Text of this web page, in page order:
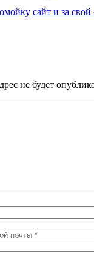
сайт и за свой
не будет